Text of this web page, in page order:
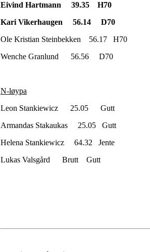
Eivind Hartmann 39.35 H70
Kari Vikerhaugen 56.14 D70
Ole Kristian Steinbekken 56.17 H70
Wenche Granlund 56.56 D70
N-løypa
Leon Stankiewicz 25.05 Gutt
Armandas Stakaukas 25.05 Gutt
Helena Stankiewicz 64.32 Jente
Lukas Valsgård Brutt Gutt